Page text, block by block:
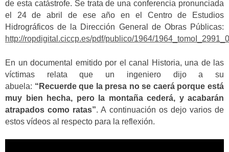
de esta catástrofe. Se trata de una conferencia pronunciada
el 24 de abril de ese año en el Centro de Estudios
Hidrográficos de la Dirección General de Obras Públicas:
http://ropdigital.ciccp.es/pdf/publico/1964/
En un documental emitido por el canal Historia, una de las
víctimas relata que un ingeniero dijo a su
abuela: “Recuerde que la presa no se caerá porque está
muy bien hecha, pero la montaña cederá, y acabarán
atrapados como ratas”. A continuación os dejo varios de
estos vídeos al respecto para la reflexión.